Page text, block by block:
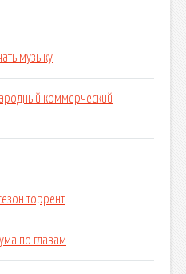
музыку
коммерческий
торрент
по главам